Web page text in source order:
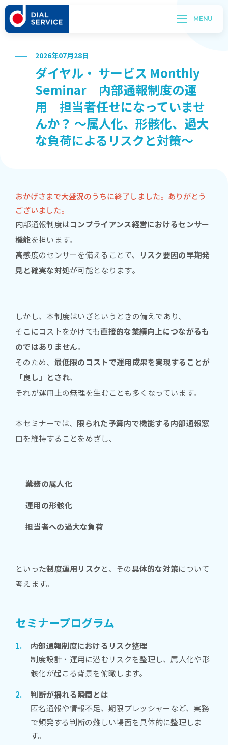
2026年07月28日
ダイヤル・ サービス Monthly
Seminar 内部通報制度の運
用 担当者任せになっていませ
んか？ ～属人化、形骸化、過大
な負荷によるリスクと対策～
おかげさまで大盛況のうちに終了しました。ありがとう
ございました。
内部通報制度はコンプライアンス経営におけるセンサー
機能を担います。
高感度のセンサーを備えることで、
リスク要因の早期発
見と確実な対処が可能となります。
しかし、本制度はいざというときの備えであり、
そこにコストをかけても直接的な業績向上につながるも
のではありません。
そのため、 最低限のコストで運用成果を実現することが
「良し」とされ、
それが運用上の無理を生むことも多くなっています。
本セミナーでは、 限られた予算内で機能する内部通報窓
口を維持することをめざし、
業務の属人化
運用の形骸化
担当者への過大な負荷
といった制度運用リスクと、その具体的な対策について
考えます。
セミナープログラム
内部通報制度におけるリスク整理
制度設計・運用に潜むリスクを整理し、属人化や形
骸化が起こる背景を俯瞰します。
判断が揺れる瞬間とは
匿名通報や情報不足、期限プレッシャーなど、実務
で頻発する判断の難しい場面を具体的に整理しま
す。